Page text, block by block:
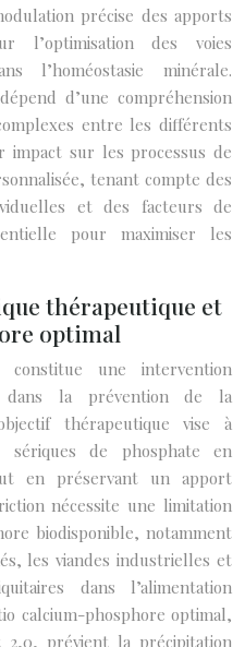
précise des apports
des voies
l’homéostasie minérale.
d’une compréhension
entre les différents
sur les processus de
tenant compte des
et des facteurs de
pour maximiser les
thérapeutique et
optimal
constitue une intervention
dans la prévention de la
thérapeutique vise à
sériques de phosphate en
en préservant un apport
nécessite une limitation
biodisponible, notamment
les viandes industrielles et
dans l’alimentation
calcium-phosphore optimal,
prévient la précipitation